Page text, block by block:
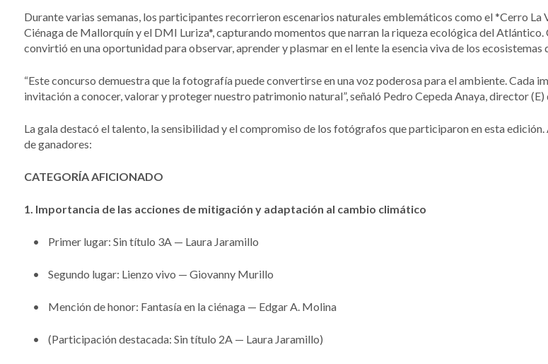
Durante varias semanas, los participantes recorrieron escenarios naturales emblemáticos como el *Cerro La
Ciénaga de Mallorquín y el DMI Luriza*, capturando momentos que narran la riqueza ecológica del Atlántico.
convirtió en una oportunidad para observar, aprender y plasmar en el lente la esencia viva de los
“Este concurso demuestra que la fotografía puede convertirse en una voz poderosa para el ambiente. Cada
invitación a conocer, valorar y proteger nuestro patrimonio natural”, señaló Pedro Cepeda Anaya, director (E)
La gala destacó el talento, la sensibilidad y el compromiso de los fotógrafos que participaron en esta
de ganadores:
CATEGORÍA AFICIONADO
1. Importancia de las acciones de mitigación y adaptación al cambio climático
• Primer lugar: Sin título 3A — Laura Jaramillo
• Segundo lugar: Lienzo vivo — Giovanny Murillo
• Mención de honor: Fantasía en la ciénaga — Edgar A. Molina
• (Participación destacada: Sin título 2A — Laura Jaramillo)